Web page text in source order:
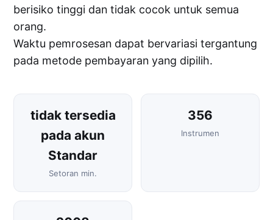
berisiko tinggi dan tidak cocok untuk semua
orang.
Waktu pemrosesan dapat bervariasi tergantung
pada metode pembayaran yang dipilih.
tidak tersedia
pada akun
Standar
Setoran min.
356
Instrumen